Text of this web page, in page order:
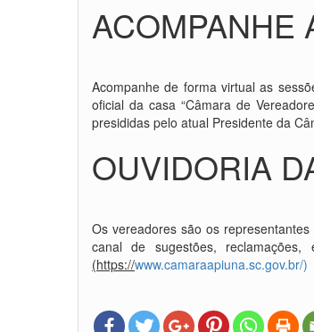
ACOMPANHE
Acompanhe de forma virtual as
oficial da casa “Câmara de
presididas pelo atual Presidente da
OUVIDORIA
Os vereadores são os
canal de sugestões,
(https://www.camaraapiuna.sc.gov.br/)